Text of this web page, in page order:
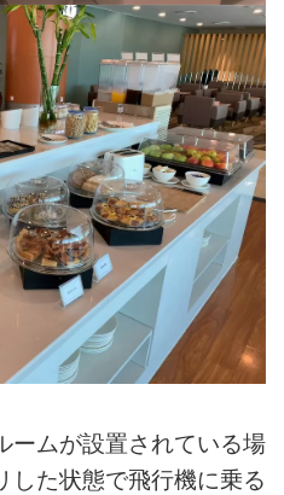
ームが設置されている場
した状態で飛行機に乗る